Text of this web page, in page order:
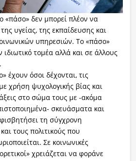
«πάσο» δεν μπορεί πλέον να
υγείας, της εκπαίδευσης και
υπηρεσιών. Το «πάσο»
ιδιωτικό τομέα αλλά και σε άλλους
έχουν όσοι δέχονται, τις
χρήση ψυχολογικής βίας και
στο σώμα τους με -ακόμα
σκευάσματα και
τη σύγχρονη
τους πολιτικούς που
Σε κοινωνικές
χρειάζεται να φοράνε